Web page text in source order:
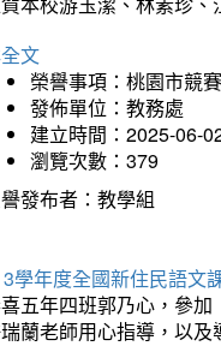
文
榮譽事項：桃園市競賽
發佈單位：教務處
建立時間：2025-06-
瀏覽次數：379
發布者：教學組
學年度全國新住民語文
五年四班郭乃心，參
蘭老師用心指導，以及